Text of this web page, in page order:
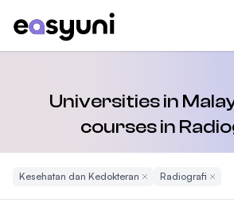
Universities in
courses in
Kesehatan dan Kedokteran Remove Filter
Radiografi